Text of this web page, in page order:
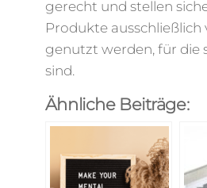
gerecht und stellen
Produkte
genutzt werden, für die
sind.
Ähnliche Beiträge: